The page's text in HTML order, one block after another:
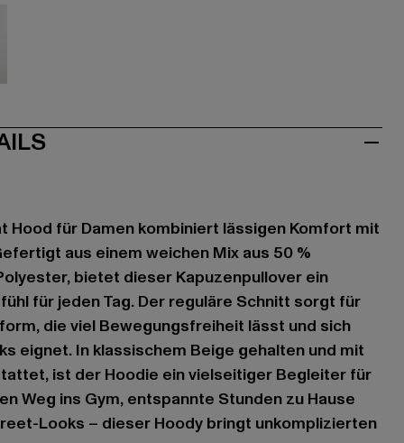
Hood für Damen kombiniert lässigen Komfort mit
aus einem weichen Mix aus 50 %
bietet dieser Kapuzenpullover ein
für jeden Tag. Der reguläre Schnitt sorgt für
die viel Bewegungsfreiheit lässt und sich
eignet. In klassischem Beige gehalten und mit
ist der Hoodie ein vielseitiger Begleiter für
Weg ins Gym, entspannte Stunden zu Hause
Looks – dieser Hoody bringt unkomplizierten